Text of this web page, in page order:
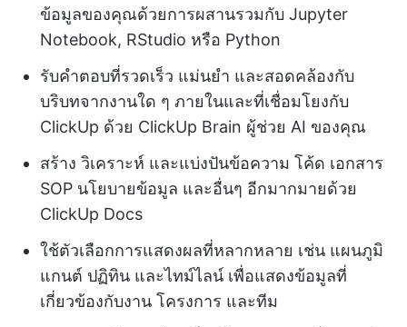
ข้อมูลของคุณด้วยการผสานรวมกับ Jupyter
Notebook, RStudio หรือ Python
รับคำตอบที่รวดเร็ว แม่นยำ และสอดคล้องกับ
บริบทจากงานใด ๆ ภายในและที่เชื่อมโยงกับ
ClickUp ด้วย ClickUp Brain ผู้ช่วย AI ของคุณ
สร้าง วิเคราะห์ และแบ่งปันข้อความ โค้ด เอกสาร
SOP นโยบายข้อมูล และอื่นๆ อีกมากมายด้วย
ClickUp Docs
ใช้ตัวเลือกการแสดงผลที่หลากหลาย เช่น แผนภูมิ
แกนต์ ปฏิทิน และไทม์ไลน์ เพื่อแสดงข้อมูลที่
เกี่ยวข้องกับงาน โครงการ และทีม